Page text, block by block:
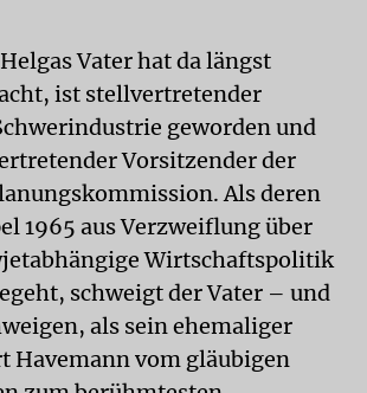
Helgas Vater hat da längst
ist stellvertretender
geworden und
Vorsitzender der
Als deren
1965 aus Verzweiflung über
Wirtschaftspolitik
schweigt der Vater – und
als sein ehemaliger
Havemann vom gläubigen